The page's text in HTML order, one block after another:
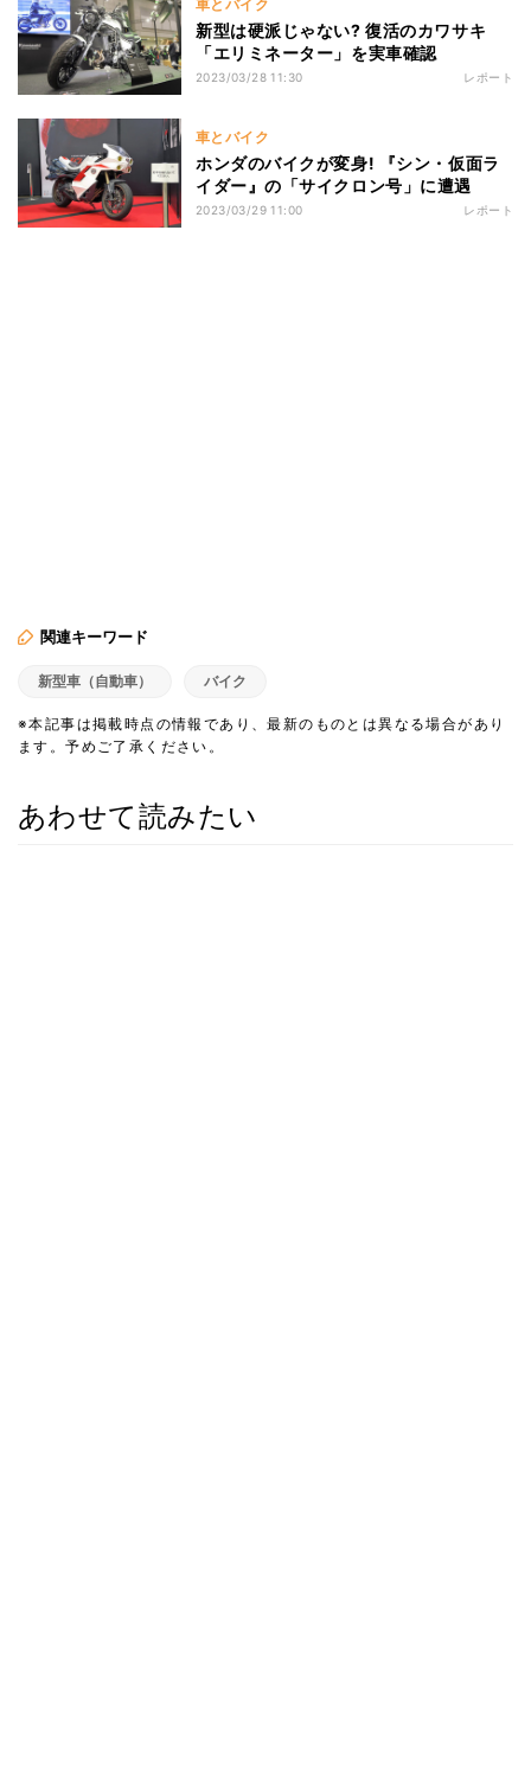
車とバイク
新型は硬派じゃない? 復活のカワサキ
「エリミネーター」を実車確認
2023/03/28 11:30 レポート
車とバイク
ホンダのバイクが変身! 『シン・仮面ラ
イダー』の「サイクロン号」に遭遇
2023/03/29 11:00 レポート
関連キーワード
新型車（自動車） バイク
※本記事は掲載時点の情報であり、最新のものとは異なる場合があり
ます。予めご了承ください。
あわせて読みたい